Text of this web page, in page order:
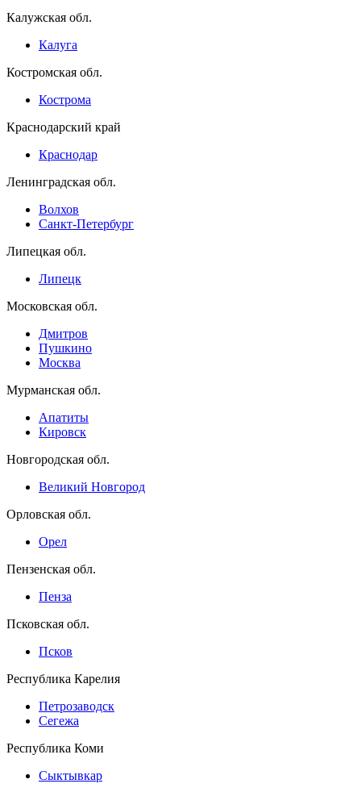
Калужская обл.
Калуга
Костромская обл.
Кострома
Краснодарский край
Краснодар
Ленинградская обл.
Волхов
Санкт-Петербург
Липецкая обл.
Липецк
Московская обл.
Дмитров
Пушкино
Москва
Мурманская обл.
Апатиты
Кировск
Новгородская обл.
Великий Новгород
Орловская обл.
Орел
Пензенская обл.
Пенза
Псковская обл.
Псков
Республика Карелия
Петрозаводск
Сегежа
Республика Коми
Сыктывкар